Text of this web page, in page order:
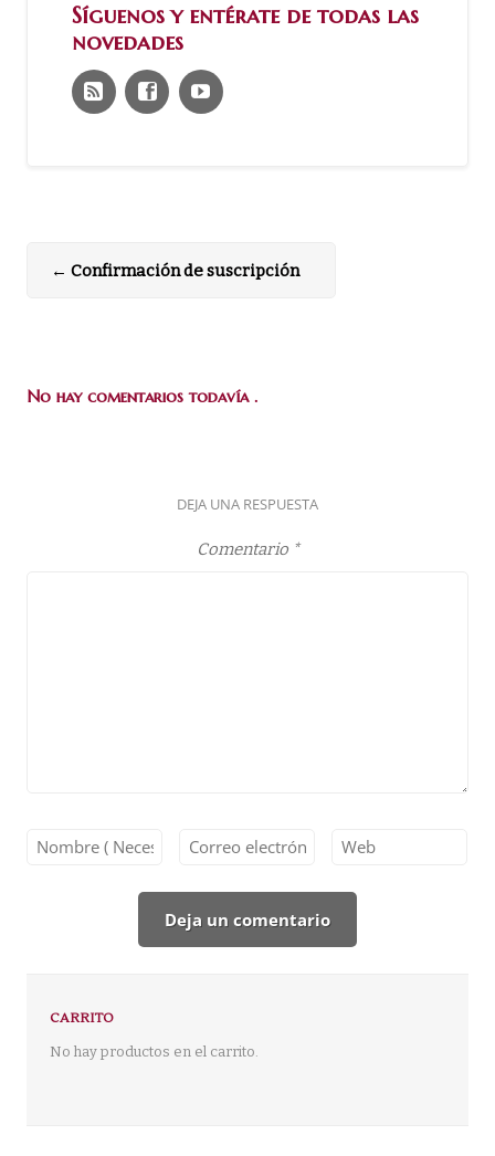
Síguenos y entérate de todas las
novedades
← Confirmación de suscripción
No hay comentarios todavía .
DEJA UNA RESPUESTA
Comentario *
CARRITO
No hay productos en el carrito.